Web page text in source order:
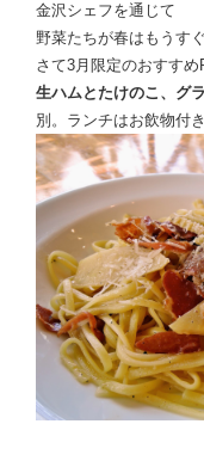
金沢シェフを通じて
野菜たちが春はもうす
さて3月限定のおすす
生ハムとたけのこ、グ
別。ランチはお飲物付き